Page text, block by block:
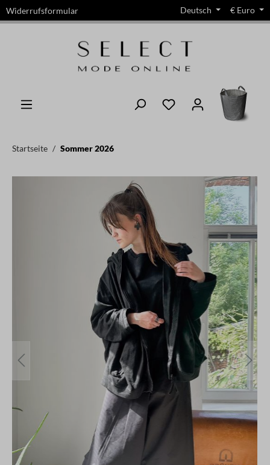
springen
Widerrufsformular Deutsch € Euro
Startseite Sommer 2026